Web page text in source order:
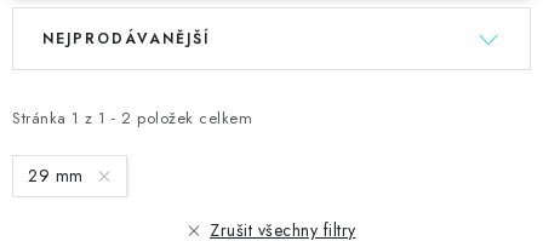
V
i
s
p
Stránka 1 z 1 - 2 položek celkem
Ř
e
n
í
NEJPRODÁVANĚJŠÍ
29 mm
Zrušit všechny filtry